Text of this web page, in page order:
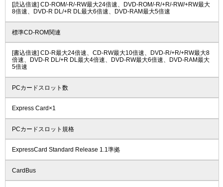
[読込倍速] CD-ROM/-R/-RW最大24倍速、DVD-ROM/-R/+R/-RW/+RW最大
8倍速、DVD-R DL/+R DL最大6倍速、DVD-RAM最大5倍速
標準CD-ROM関連
[書込倍速] CD-R最大24倍速、CD-RW最大10倍速、DVD-R/+R/+RW最大8
倍速、DVD-R DL/+R DL最大4倍速、DVD-RW最大6倍速、DVD-RAM最大
5倍速
PCカードスロット数
Express Card×1
PCカードスロット規格
ExpressCard Standard Release 1.1準拠
CardBus